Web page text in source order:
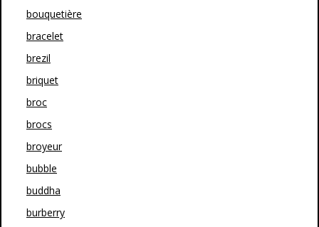
bouquetière
bracelet
brezil
briquet
broc
brocs
broyeur
bubble
buddha
burberry